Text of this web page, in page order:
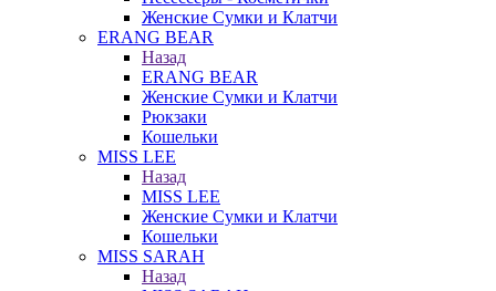
Женские Сумки и Клатчи
ERANG BEAR
Назад
ERANG BEAR
Женские Сумки и Клатчи
Рюкзаки
Кошельки
MISS LEE
Назад
MISS LEE
Женские Сумки и Клатчи
Кошельки
MISS SARAH
Назад